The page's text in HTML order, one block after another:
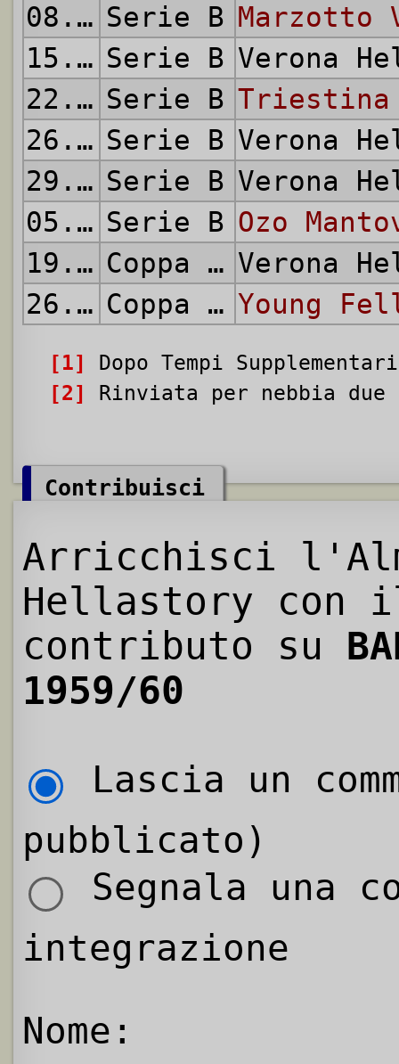
08.05.1960 Serie B Marzotto
15.05.1960 Serie B Verona
22.05.1960 Serie B Triestina
26.05.1960 Serie B Verona
29.05.1960 Serie B Verona
05.06.1960 Serie B Ozo
19.06.1960
Coppa delle Alpi Verona
26.06.1960
Coppa delle Alpi Young
[1]
Dopo Tempi Supplementari
[2]
Rinviata per nebbia
Contribuisci
Arricchisci
Hellastory con
contributo su
1959/60
Lascia un
pubblicato)
Segnala una
integrazione
Nome: